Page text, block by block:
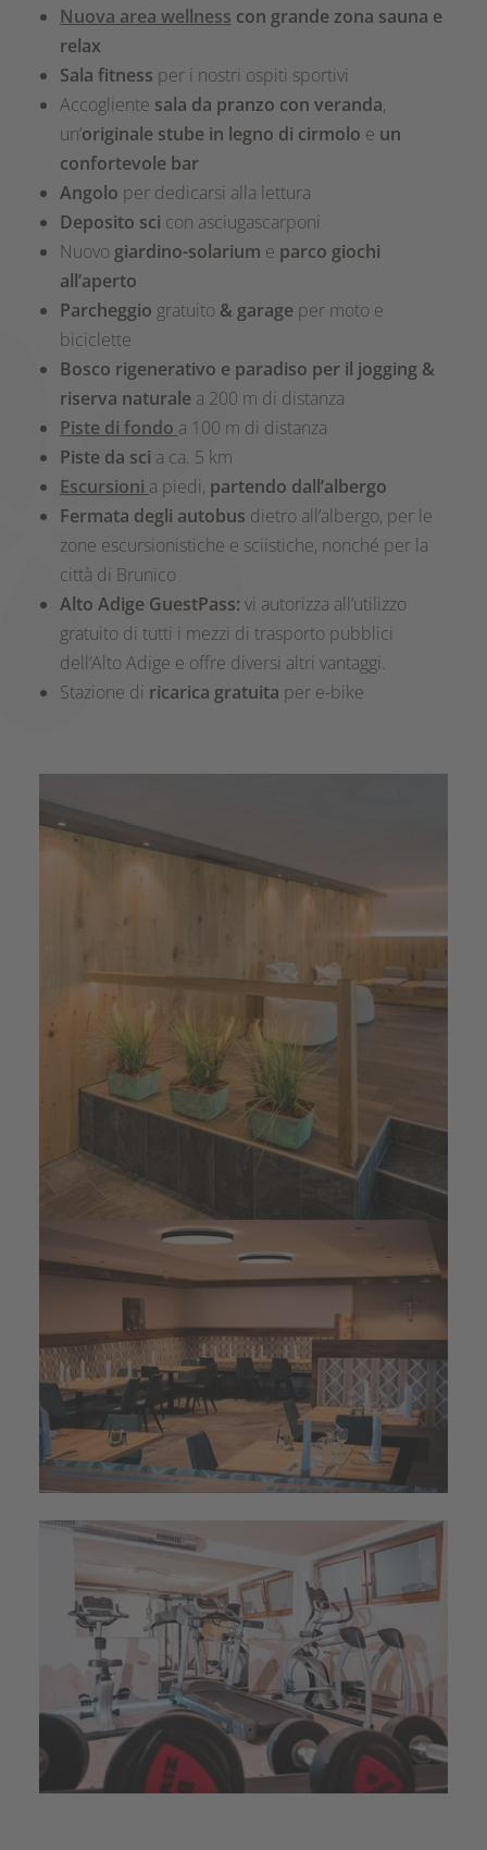
Nuova area wellness con grande zona sauna e
relax
Sala fitness per i nostri ospiti sportivi
Accogliente sala da pranzo con veranda,
un’originale stube in legno di cirmolo e un
confortevole bar
Angolo per dedicarsi alla lettura
Deposito sci con asciugascarponi
Nuovogiardino-solarium e parco giochi
all’aperto
Parcheggio gratuito & garageper moto e
biciclette
Bosco rigenerativo e paradiso per il jogging &
riserva naturale a 200 m di distanza
Piste di fondo a 100 m di distanza
Piste da sci a ca. 5 km
Escursioni a piedi, partendo dall’albergo
Fermata degli autobus dietro all’albergo, per le
zone escursionistiche e sciistiche, nonché per la
città di Brunico
Alto Adige GuestPass: vi autorizza all’utilizzo
gratuito di tutti i mezzi di trasporto pubblici
dell’Alto Adige e offre diversi altri vantaggi.
Stazione di ricarica gratuita per e-bike